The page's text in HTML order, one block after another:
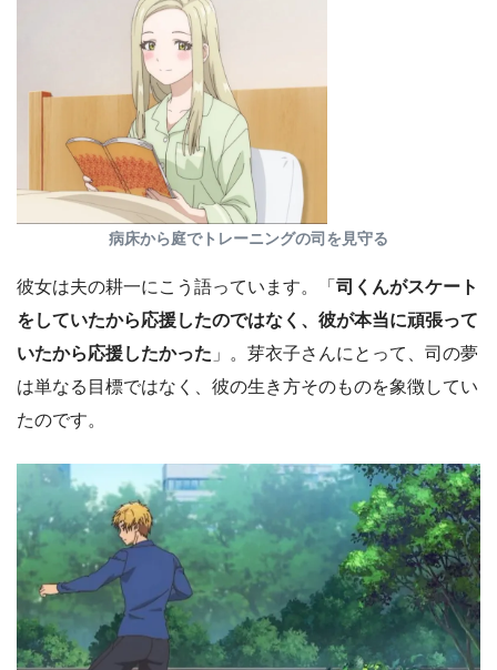
病床から庭でトレーニングの司を見守る
彼女は夫の耕一にこう語っています。「 司くんがスケート
をしていたから応援したのではなく、彼が本当に頑張って
いたから応援したかった 」。芽衣子さんにとって、司の夢
は単なる目標ではなく、彼の生き方そのものを象徴してい
たのです。